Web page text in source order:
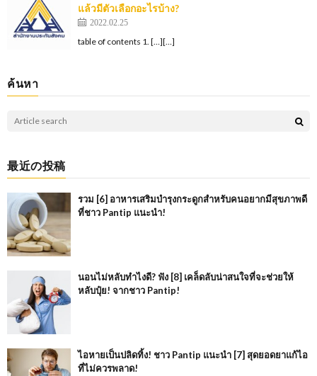
แล้วมีตัวเลือกอะไรบ้าง?
2022.02.25
table of contents 1. […][…]
ค้นหา
最近の投稿
รวม [6] อาหารเสริมบำรุงกระดูกสำหรับคนอยากมีสุขภาพดี
ที่ชาว Pantip แนะนำ!
นอนไม่หลับทำไงดี? ฟัง [8] เคล็ดลับน่าสนใจที่จะช่วยให้
หลับปุ๋ย! จากชาว Pantip!
ไอหายเป็นปลิดทิ้ง! ชาว Pantip แนะนำ [7] สุดยอดยาแก้ไอ
ที่ไม่ควรพลาด!